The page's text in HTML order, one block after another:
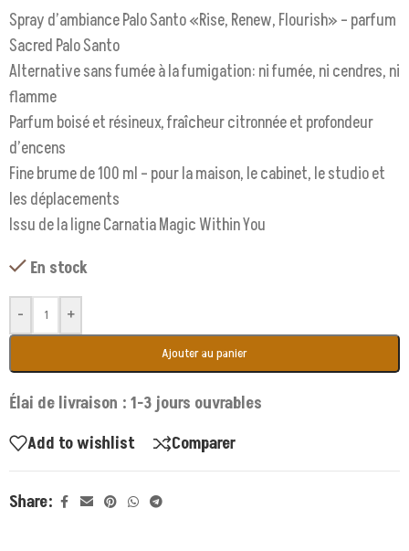
Spray d’ambiance Palo Santo «Rise, Renew, Flourish» – parfum
Sacred Palo Santo
Alternative sans fumée à la fumigation: ni fumée, ni cendres, ni
flamme
Parfum boisé et résineux, fraîcheur citronnée et profondeur
d’encens
Fine brume de 100 ml – pour la maison, le cabinet, le studio et
les déplacements
Issu de la ligne Carnatia Magic Within You
En stock
- +
Ajouter au panier
Élai de livraison : 1-3 jours ouvrables
Add to wishlist
Comparer
Share: